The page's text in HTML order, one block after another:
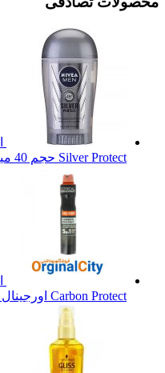
Silver Protect حجم 40 میلی لیتر
Carbon Protect اورجینال